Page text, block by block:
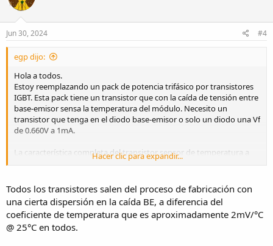
Jun 30, 2024 #4
egp dijo:
Hola a todos.
Estoy reemplazando un pack de potencia trifásico por transistores
IGBT. Esta pack tiene un transistor que con la caída de tensión entre
base-emisor sensa la temperatura del módulo. Necesito un
transistor que tenga en el diodo base-emisor o solo un diodo una Vf
de 0.660V a 1mA.
La característica completa del transistor sensor de temperatura a
1mA es Vf = 0.660V y coeficiente de temperatura a 1mA es –1.95mV/
Además que se consiga en Argentina.
Se que no es fácil
Espero que alguien conozca un transistor o diodo con estas
características.
Hacer clic para expandir...
Todos los transistores salen del proceso de fabricación con
una cierta dispersión en la caída BE, a diferencia del
coeficiente de temperatura que es aproximadamente 2mV/°C
@ 25°C en todos.